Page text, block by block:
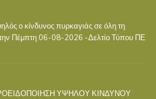
ο κίνδυνος πυρκαγιάς σε όλη τη
Πέμπτη 06-08-2026 -Δελτίο Τύπου ΠΕ
ΥΨΗΛΟΥ ΚΙΝΔΥΝΟΥ